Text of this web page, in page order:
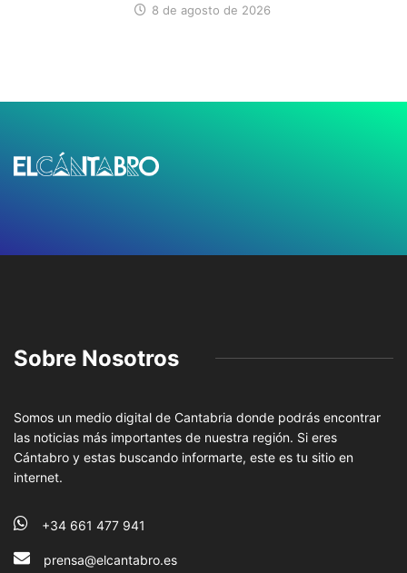
8 de agosto de 2026
Sobre Nosotros
Somos un medio digital de Cantabria donde podrás encontrar
las noticias más importantes de nuestra región. Si eres
Cántabro y estas buscando informarte, este es tu sitio en
internet.
+34 661 477 941
prensa@elcantabro.es